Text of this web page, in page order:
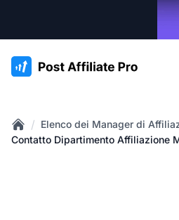
:site.title
Home
/ Elenco dei Manager di
Contatto Dipartimento Affiliazione